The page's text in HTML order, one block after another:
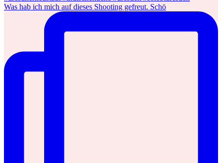
Was hab ich mich auf dieses Shooting gefreut. Schö